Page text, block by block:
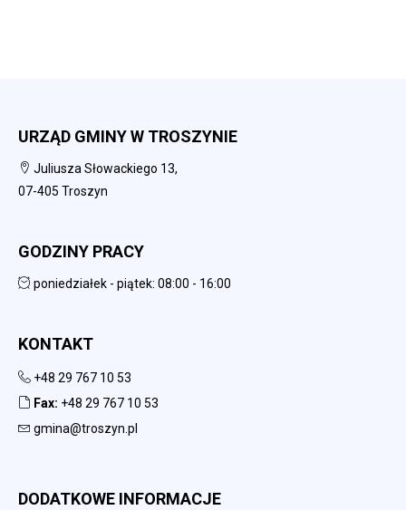
URZĄD GMINY W TROSZYNIE
Juliusza Słowackiego 13,
07-405 Troszyn
GODZINY PRACY
poniedziałek - piątek: 08:00 - 16:00
KONTAKT
+48 29 767 10 53
Fax: +48 29 767 10 53
gmina@troszyn.pl
DODATKOWE INFORMACJE